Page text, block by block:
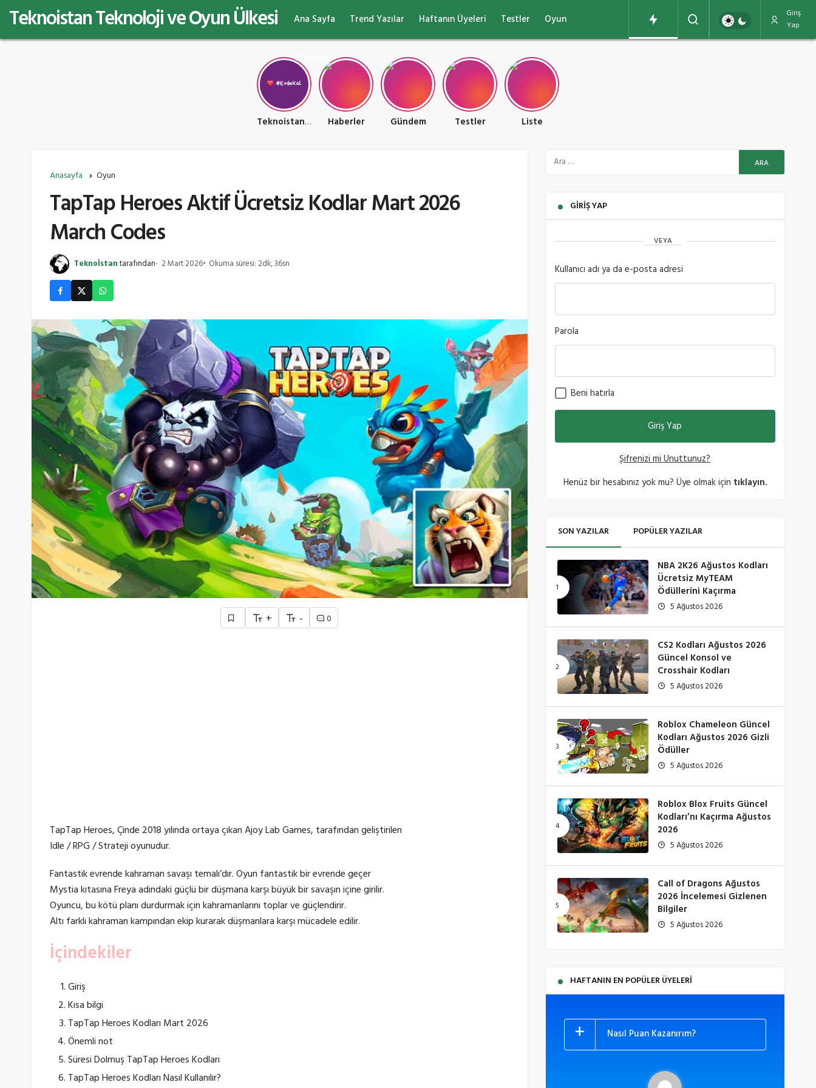
Teknoistan Teknoloji ve Oyun Ülkesi Ana Sayfa Trend Yazılar Haftanın Üyeleri Testler Oyun
Teknoloji
Giriş
Yap
Teknoistan Teknoloji ve Oyun Ülkesi Haberler Gündem Testler Liste
Anasayfa Oyun
TapTap Heroes Aktif Ücretsiz Kodlar Mart 2026
March Codes
Teknoİstantarafından 2 Mart 2026 Okuma süresi: 2dk, 36sn
+ - 0
TapTap Heroes, Çinde 2018 yılında ortaya çıkan Ajoy Lab Games, tarafından geliştirilen
Idle / RPG / Strateji oyunudur.
Fantastik evrende kahraman savaşı temalı’dır. Oyun fantastik bir evrende geçer
Mystia kıtasına Freya adındaki güçlü bir düşmana karşı büyük bir savaşın içine girilir.
Oyuncu, bu kötü planı durdurmak için kahramanlarını toplar ve güçlendirir.
Altı farklı kahraman kampından ekip kurarak düşmanlara karşı mücadele edilir.
İçindekiler
Giriş
Kısa bilgi
TapTap Heroes Kodları Mart 2026
Önemli not
Süresi Dolmuş TapTap Heroes Kodları
TapTap Heroes Kodları Nasıl Kullanılır?
GIRIŞ YAP
VEYA
Kullanıcı adı ya da e-posta adresi
Parola
Beni hatırla
Şifrenizi mi Unuttunuz?
Henüz bir hesabınız yok mu? Üye olmak için tıklayın.
SON YAZILAR POPÜLER YAZILAR
NBA 2K26 Ağustos Kodları
Ücretsiz MyTEAM
Ödüllerini Kaçırma
5 Ağustos 2026
CS2 Kodları Ağustos 2026
Güncel Konsol ve
Crosshair Kodları
5 Ağustos 2026
Roblox Chameleon Güncel
Kodları Ağustos 2026 Gizli
Ödüller
5 Ağustos 2026
Roblox Blox Fruits Güncel
Kodları’nı Kaçırma Ağustos
2026
5 Ağustos 2026
Call of Dragons Ağustos
2026 İncelemesi Gizlenen
Bilgiler
5 Ağustos 2026
HAFTANIN EN POPÜLER ÜYELERI
Nasıl Puan Kazanırım?